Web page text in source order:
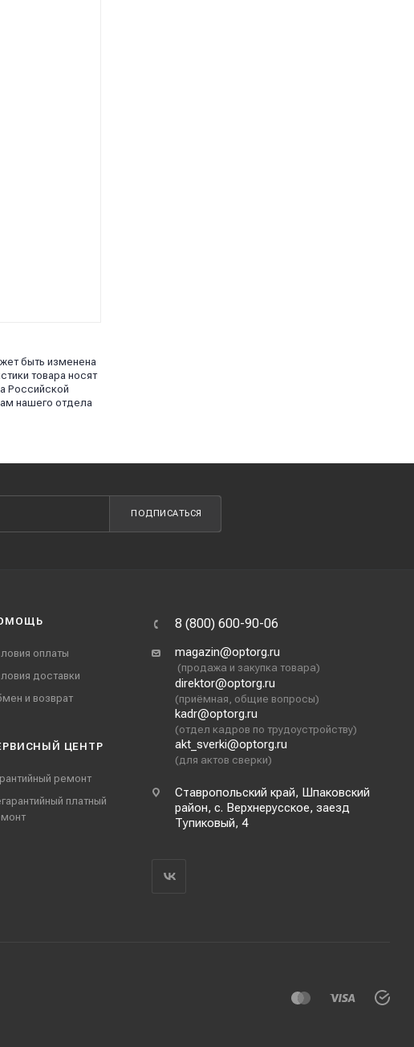
быть изменена
товара носят
Российской
нашего отдела
ПОДПИСАТЬСЯ
оплаты
доставки
и возврат
ЦЕНТР
ремонт
платный
8 (800) 600-90-06
magazin@optorg.ru
(продажа и закупка товара)
direktor@optorg.ru
(приёмная, общие вопросы)
kadr@optorg.ru
(отдел кадров по трудоустройству)
akt_sverki@optorg.ru
(для актов сверки)
Ставропольский край, Шпаковский
район, с. Верхнерусское, заезд
Тупиковый, 4